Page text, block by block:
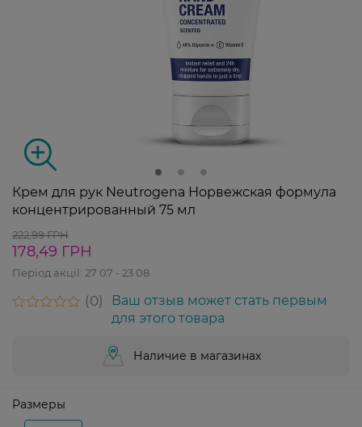
Крем для рук Neutrogena Норвежская формула
концентрированный 75 мл
222,99 ГРН
178,49 ГРН
Період акції: 27 07 - 23 08
0
Ваш отзыв может стать первым
для этого товара
Наличие в магазинах
Размеры